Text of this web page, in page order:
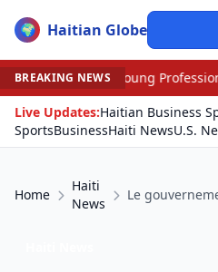
🌍 Haitian Globe
BREAKING NEWS
Awards Gala •
Live Updates:Haitian Business
SportsBusinessHaiti NewsU.S.
Home
Haiti
News